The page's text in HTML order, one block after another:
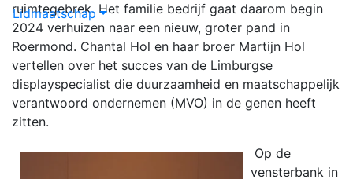
Lidmaatschap
ruimtegebrek. Het familie bedrijf gaat daarom begin
2024 verhuizen naar een nieuw, groter pand in
Roermond. Chantal Hol en haar broer Martijn Hol
vertellen over het succes van de Limburgse
displayspecialist die duurzaamheid en maatschappelijk
verantwoord ondernemen (MVO) in de genen heeft
zitten.
Op de
vensterbank in